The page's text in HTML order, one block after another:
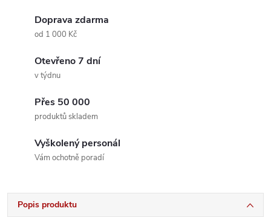
Doprava zdarma
od 1 000 Kč
Otevřeno 7 dní
v týdnu
Přes 50 000
produktů skladem
Vyškolený personál
Vám ochotně poradí
Popis produktu